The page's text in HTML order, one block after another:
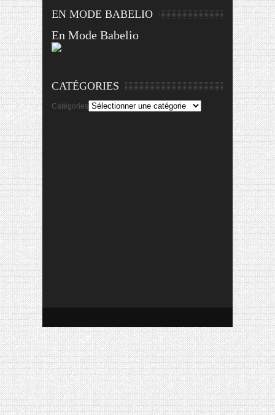
EN MODE BABELIO
En Mode Babelio
CATÉGORIES
Catégories